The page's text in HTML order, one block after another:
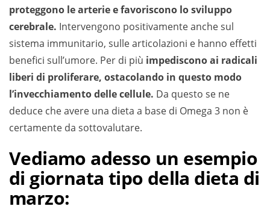
proteggono le arterie e favoriscono lo sviluppo
cerebrale. Intervengono positivamente anche sul
sistema immunitario, sulle articolazioni e hanno effetti
benefici sull’umore. Per di più impediscono ai radicali
liberi di proliferare, ostacolando in questo modo
l’invecchiamento delle cellule. Da questo se ne
deduce che avere una dieta a base di Omega 3 non è
certamente da sottovalutare.
Vediamo adesso un esempio
di giornata tipo della dieta di
marzo: